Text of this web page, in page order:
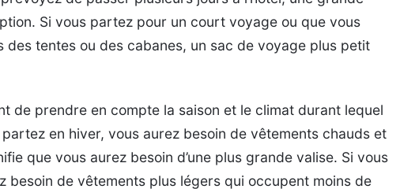
Si vous partez pour un court voyage ou que vous
des tentes ou des cabanes, un sac de voyage plus petit
de prendre en compte la saison et le climat durant lequel
en hiver, vous aurez besoin de vêtements chauds et
que vous aurez besoin d’une plus grande valise. Si vous
besoin de vêtements plus légers qui occupent moins de